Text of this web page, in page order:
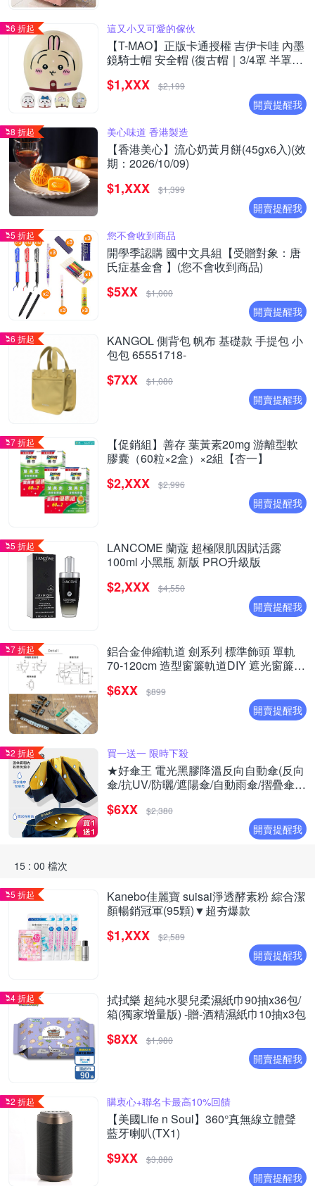
6 折起 這又小又可愛的傢伙
【T-MAO】正版卡通授權 吉伊卡哇 內墨
鏡騎士帽 安全帽 (復古帽｜3/4罩 半罩｜
烏薩奇｜兔子｜兔兔｜K1）
$1,XXX $2,199
開賣提醒我
8 折起 美心味道 香港製造
【香港美心】流心奶黃月餅(45gx6入)(效
期：2026/10/09)
$1,XXX $1,399
開賣提醒我
5 折起 您不會收到商品
開學季認購 國中文具組【受贈對象：唐
氏症基金會 】(您不會收到商品)
$5XX $1,000
開賣提醒我
6 折起
KANGOL 側背包 帆布 基礎款 手提包 小
包包 65551718-
$7XX $1,080
開賣提醒我
7 折起
【促銷組】善存 葉黃素20mg 游離型軟
膠囊（60粒×2盒）×2組【杏一】
$2,XXX $2,996
開賣提醒我
5 折起
LANCOME 蘭蔻 超極限肌因賦活露
100ml 小黑瓶 新版 PRO升級版
$2,XXX $4,550
開賣提醒我
7 折起
鋁合金伸縮軌道 劍系列 標準飾頭 單軌
70-120cm 造型窗簾軌道DIY 遮光窗簾用
$6XX $899
開賣提醒我
2 折起 買一送一 限時下殺
★好傘王 電光黑膠降溫反向自動傘(反向
傘/抗UV/防曬/遮陽傘/自動雨傘/摺疊傘降
$6XX $2,380
開賣提醒我
15 : 00 檔次
5 折起
Kanebo佳麗寶 suisai淨透酵素粉 綜合潔
顏暢銷冠軍(95顆)▼超夯爆款
$1,XXX $2,589
開賣提醒我
4 折起
拭拭樂 超純水嬰兒柔濕紙巾90抽x36包/
箱(獨家增量版) -贈-酒精濕紙巾10抽x3包
$8XX $1,980
開賣提醒我
2 折起 購衷心+聯名卡最高10%回饋
【美國Life n Soul】360°真無線立體聲
藍牙喇叭(TX1)
$9XX $3,880
開賣提醒我